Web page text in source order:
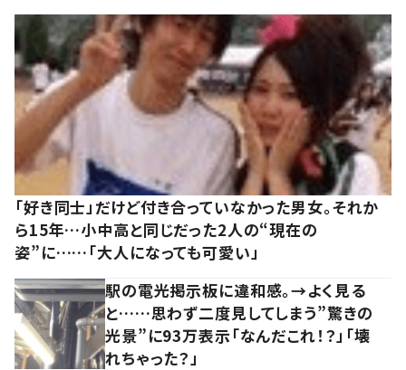
「好き同士」だけど付き合っていなかった男女。それか
ら15年…小中高と同じだった2人の“現在の
姿”に……「大人になっても可愛い」
駅の電光掲示板に違和感。→よく見る
と……思わず二度見してしまう”驚きの
光景”に93万表示「なんだこれ！？」「壊
れちゃった？」